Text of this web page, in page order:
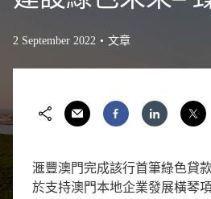
2 September 2022 文章
滙豐澳門完成該行首筆綠色貸
於支持澳門本地企業發展橫琴